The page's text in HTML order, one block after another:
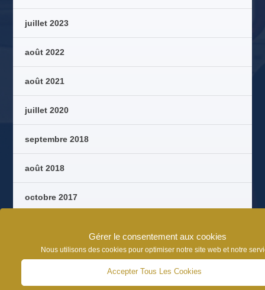
Gérer le consentement aux cookies
Nous utilisons des cookies pour optimiser notre site web et notre
Accepter Tous Les Cookies
juillet 2023
août 2022
août 2021
juillet 2020
septembre 2018
août 2018
octobre 2017
août 2017
juin 2017